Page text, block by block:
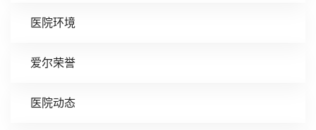
医院环境
爱尔荣誉
医院动态